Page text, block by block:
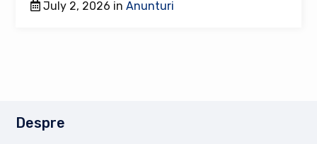
July 2, 2026 inAnunturi
Despre